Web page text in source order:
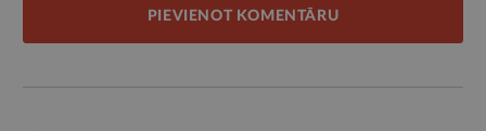
PIEVIENOT KOMENTĀRU